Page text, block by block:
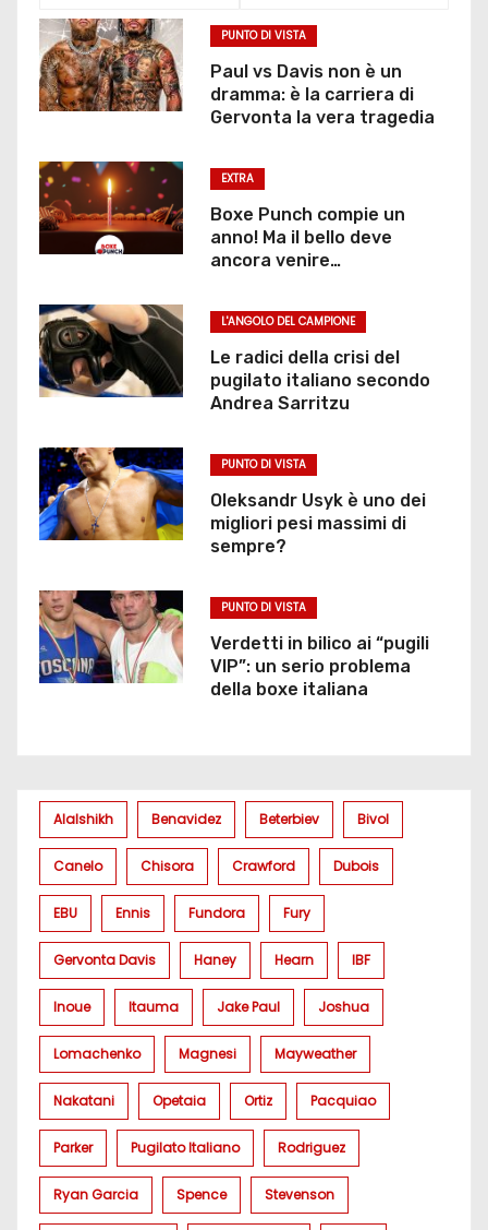
n
e
d
e
g
l
i
a
r
i
c
l
i
PUNTO DI VISTA
Paul vs Davis non è un
dramma: è la carriera di
Gervonta la vera tragedia
EXTRA
Boxe Punch compie un
anno! Ma il bello deve
ancora venire…
L'ANGOLO DEL CAMPIONE
Le radici della crisi del
pugilato italiano secondo
Andrea Sarritzu
PUNTO DI VISTA
Oleksandr Usyk è uno dei
migliori pesi massimi di
sempre?
PUNTO DI VISTA
Verdetti in bilico ai “pugili
VIP”: un serio problema
della boxe italiana
Alalshikh Benavidez Beterbiev Bivol
Canelo Chisora Crawford Dubois
EBU Ennis Fundora Fury
Gervonta Davis Haney Hearn IBF
Inoue Itauma Jake Paul Joshua
Lomachenko Magnesi Mayweather
Nakatani Opetaia Ortiz Pacquiao
Parker Pugilato Italiano Rodriguez
Ryan Garcia Spence Stevenson